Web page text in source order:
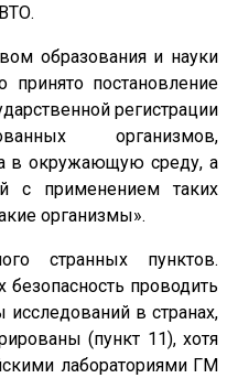
образования и науки
постановление
регистрации
организмов,
в окружающую среду, а
с применением таких
организмы».
странных пунктов.
проводить
в странах,
(пункт 11), хотя
лабораториями ГМ